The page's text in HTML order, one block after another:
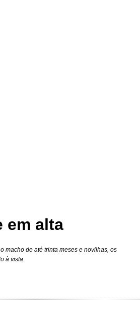
em alta
macho de até trinta meses e novilhas, os
à vista.